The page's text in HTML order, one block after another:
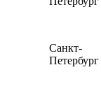
Санкт-
Петербург